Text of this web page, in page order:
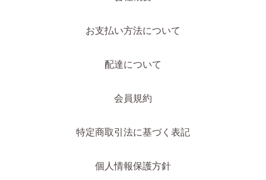
お支払い方法について
配達について
会員規約
特定商取引法に基づく表記
個人情報保護方針